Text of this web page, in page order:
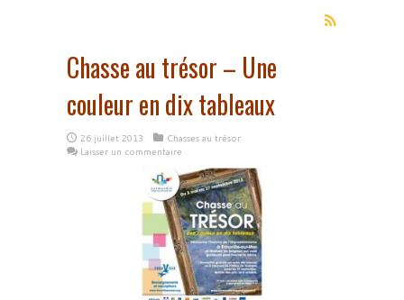
Chasse au trésor – Une
couleur en dix tableaux
26 juillet 2013
Chasses au trésor
Laisser un commentaire